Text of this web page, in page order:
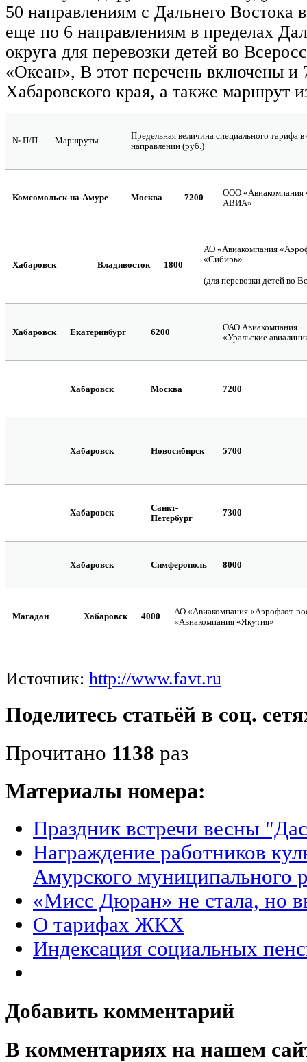
50 направлениям с Дальнего Востока
еще по 6 направлениям в пределах
округа для перевозки детей во
«Океан», В этот перечень включены и
Хабаровского края, а также маршрут
№ П/П Маршруты
Предельная величина специального тарифа
направлении (руб.)
Комсомольск-на-Амуре Москва 7200
ООО
АВИА»
Хабаровск Владивосток 1800
АО «Авиакомпания
«Сибирь»
(для перевозки детей во
Хабаровск Екатеринбург 6200
ОАО Авиакомпания
«Уральские
Хабаровск Москва 7200
Хабаровск Новосибирск 5700
Хабаровск
Санкт-
Петербург
7300
Хабаровск Симферополь 8000
Магадан Хабаровск 4000
АО «Авиакомпания «Аэрофлот-
«Авиакомпания «Якутия»
Источник: http://www.favt.ru
Поделитесь статьёй в соц.
Прочитано 1138 раз
Материалы номера:
Праздник встречи весны
Награждение работников
Амурского муниципального
«Мисс Дюран» не стала, но
О тарифах ЖКХ
Индексация социальных
Добавить комментарий
В комментариях на нашем